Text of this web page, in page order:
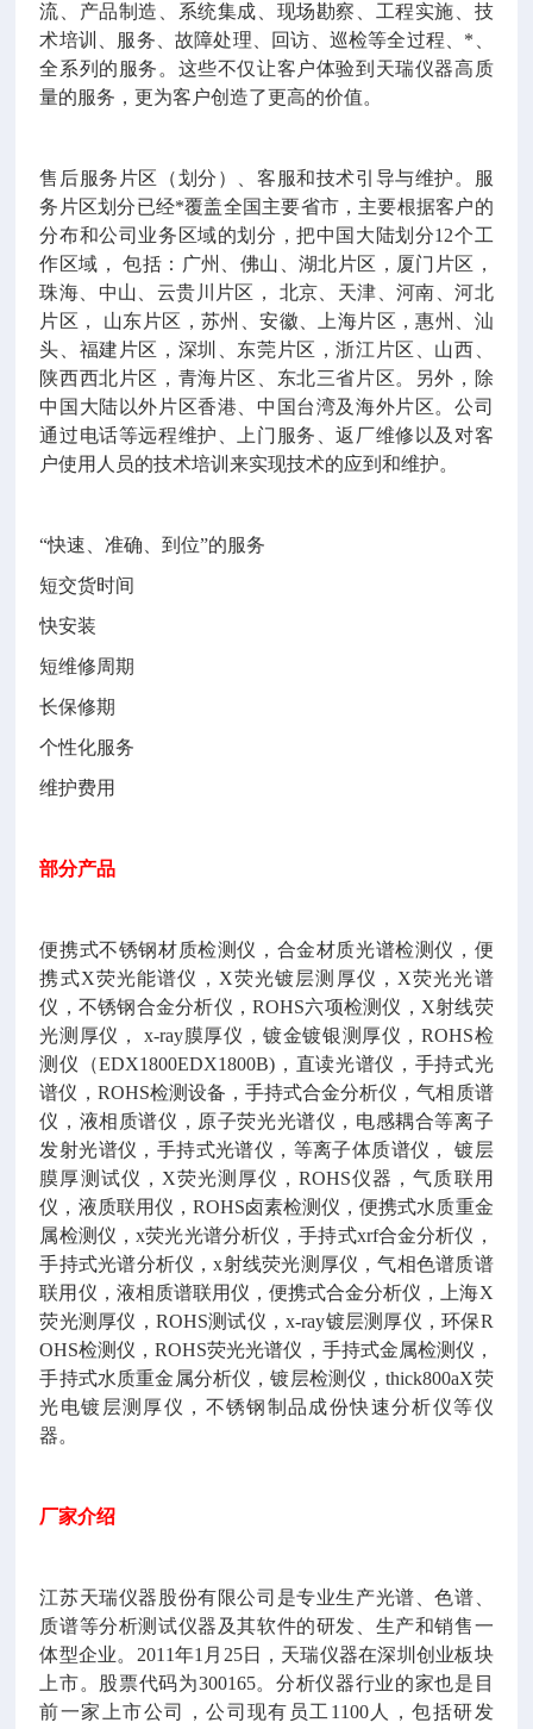
流、产品制造、系统集成、现场勘察、工程实施、技
术培训、服务、故障处理、回访、巡检等全过程、*、
全系列的服务。这些不仅让客户体验到天瑞仪器高质
量的服务，更为客户创造了更高的价值。
售后服务片区（划分）、客服和技术引导与维护。服
务片区划分已经*覆盖全国主要省市，主要根据客户的
分布和公司业务区域的划分，把中国大陆划分12个工
作区域，
包括：广州、佛山、湖北片区，厦门片区，
珠海、中山、云贵川片区，
北京、天津、河南、河北
片区，
山东片区，苏州、安徽、上海片区，惠州、汕
头、福建片区，深圳、东莞片区，浙江片区、山西、
陕西西北片区，青海片区、东北三省片区。另外，除
中国大陆以外片区香港、中国台湾及海外片区。公司
通过电话等远程维护、上门服务、返厂维修以及对客
户使用人员的技术培训来实现技术的应到和维护。
“快速、准确、到位”的服务
短交货时间
快安装
短维修周期
长保修期
个性化服务
维护费用
部分产品
便携式不锈钢材质检测仪，合金材质光谱检测仪，便
携式X荧光能谱仪， X荧光镀层测厚仪， X荧光光谱
仪，不锈钢合金分析仪，ROHS六项检测仪， X射线荧
光测厚仪，
x-ray膜厚仪，镀金镀银测厚仪， ROHS检
测仪（EDX1800EDX1800B) ，直读光谱仪，手持式光
谱仪， ROHS检测设备，手持式合金分析仪，气相质谱
仪，液相质谱仪，原子荧光光谱仪，电感耦合等离子
发射光谱仪，手持式光谱仪，等离子体质谱仪，
镀层
膜厚测试仪， X荧光测厚仪，ROHS仪器，气质联用
仪，液质联用仪， ROHS卤素检测仪，便携式水质重金
属检测仪，x荧光光谱分析仪，手持式xrf合金分析仪，
手持式光谱分析仪，x射线荧光测厚仪，气相色谱质谱
联用仪，液相质谱联用仪，便携式合金分析仪，上海X
荧光测厚仪， ROHS测试仪，x-ray镀层测厚仪，环保R
OHS检测仪，ROHS荧光光谱仪，手持式金属检测仪，
手持式水质重金属分析仪，镀层检测仪，thick800aX荧
光电镀层测厚仪，不锈钢制品成份快速分析仪等仪
器。
厂家介绍
江苏天瑞仪器股份有限公司是专业生产光谱、色谱、
质谱等分析测试仪器及其软件的研发、生产和销售一
体型企业。 2011年1 月 25日，天瑞仪器在深圳创业板块
上市。股票代码为300165。分析仪器行业的家也是目
前一家上市公司，公司现有员工 1100人，包括研发